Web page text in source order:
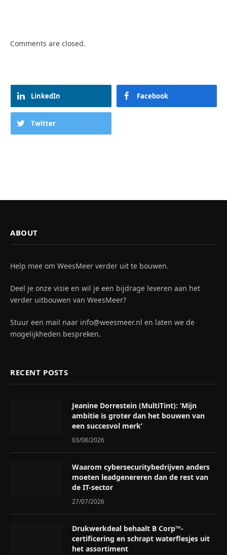
Comments are closed.
LinkedIn Facebook
Twitter
ABOUT
Help mee om WeesMeer verder uit te bouwen.
Deel je onze visie en wil je een bijdrage leveren aan het
verder uitbouwen van WeesMeer?
Stuur een mail naar info@weesmeer.nl en laten we de
mogelijkheden bespreken.
RECENT POSTS
Jeanine Dorrestein (MultiTint): ‘Mijn
ambitie is groter dan het bouwen van
een succesvol merk’
03/08/2026
Waarom cybersecuritybedrijven anders
moeten leadgenereren dan de rest van
de IT-sector
27/07/2026
Drukwerkdeal behaalt B Corp™-
certificering en schrapt waterflesjes uit
het assortiment